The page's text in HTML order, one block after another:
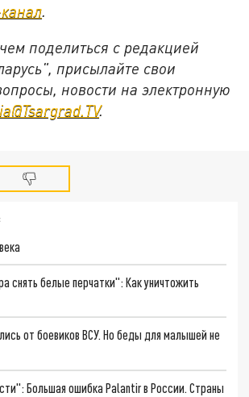
поделиться с редакцией
присылайте свои
новости на электронную
.
снять белые перчатки": Как уничтожить
от боевиков ВСУ. Но беды для малышей не
Большая ошибка Palantir в России. Страны